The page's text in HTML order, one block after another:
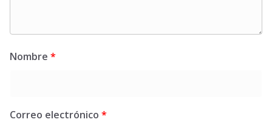
Nombre *
Correo electrónico *